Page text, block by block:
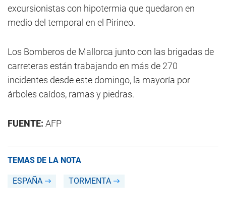
excursionistas con hipotermia que quedaron en
medio del temporal en el Pirineo.
Los Bomberos de Mallorca junto con las brigadas de
carreteras están trabajando en más de 270
incidentes desde este domingo, la mayoría por
árboles caídos, ramas y piedras.
FUENTE: AFP
TEMAS DE LA NOTA
ESPAÑA TORMENTA